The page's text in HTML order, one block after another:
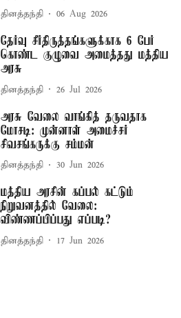
தினத்தந்தி 06 Aug 2026
தேர்வு சீர்திருத்தங்களுக்காக 6 பேர்
கொண்ட குழுவை அமைத்தது மத்திய
அரசு
தினத்தந்தி 26 Jul 2026
அரசு வேலை வாங்கித் தருவதாக
மோசடி: முன்னாள் அமைச்சர்
சிவசங்கருக்கு சம்மன்
தினத்தந்தி 30 Jun 2026
மத்திய அரசின் கப்பல் கட்டும்
நிறுவனத்தில் வேலை:
விண்ணப்பிப்பது எப்படி?
தினத்தந்தி 17 Jun 2026